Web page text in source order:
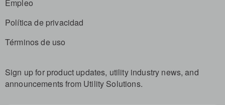
Empleo
Política de privacidad
Términos de uso
Sign up for product updates, utility industry news, and
announcements from Utility Solutions.